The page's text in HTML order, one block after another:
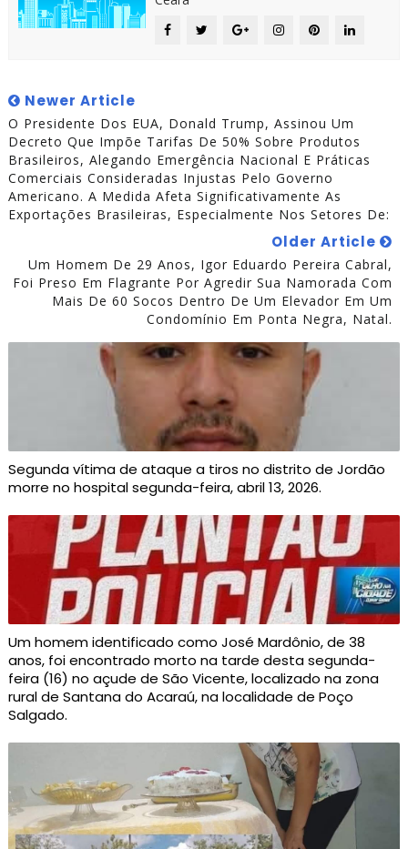
Newer Article
O Presidente Dos EUA, Donald Trump, Assinou Um
Decreto Que Impõe Tarifas De 50% Sobre Produtos
Brasileiros, Alegando Emergência Nacional E Práticas
Comerciais Consideradas Injustas Pelo Governo
Americano. A Medida Afeta Significativamente As
Exportações Brasileiras, Especialmente Nos Setores De:
Older Article
Um Homem De 29 Anos, Igor Eduardo Pereira Cabral,
Foi Preso Em Flagrante Por Agredir Sua Namorada Com
Mais De 60 Socos Dentro De Um Elevador Em Um
Condomínio Em Ponta Negra, Natal.
Segunda vítima de ataque a tiros no distrito de Jordão
morre no hospital segunda-feira, abril 13, 2026.
Um homem identificado como José Mardônio, de 38
anos, foi encontrado morto na tarde desta segunda-
feira (16) no açude de São Vicente, localizado na zona
rural de Santana do Acaraú, na localidade de Poço
Salgado.